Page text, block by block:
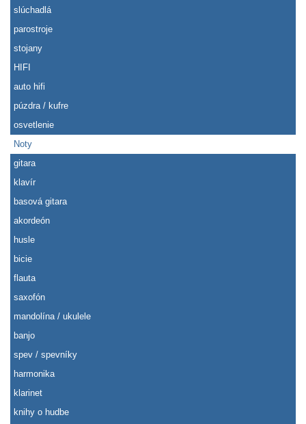
slúchadlá
parostroje
stojany
HIFI
auto hifi
púzdra / kufre
osvetlenie
Noty
gitara
klavír
basová gitara
akordeón
husle
bicie
flauta
saxofón
mandolína / ukulele
banjo
spev / spevníky
harmonika
klarinet
knihy o hudbe